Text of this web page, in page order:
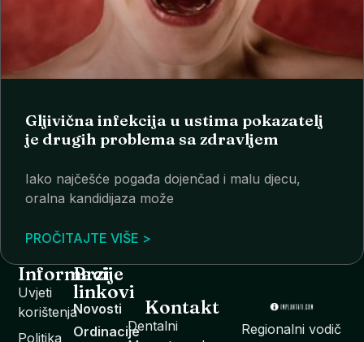
Gljivična infekcija u ustima pokazatelj
je drugih problema sa zdravljem
Iako najčešće pogađa dojenčad i malu djecu,
oralna kandidijaza može
PROČITAJTE VIŠE >
Regionalni vodič
Informacije
Uvjeti
korištenja
Politika
Brzi
linkovi
Novosti
Ordinacije
Kontakt
Dentalni